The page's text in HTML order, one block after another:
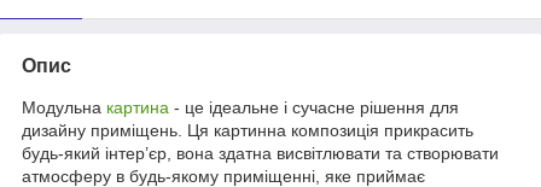
Опис
Модульна картина - це ідеальне і сучасне рішення для
дизайну приміщень. Ця картинна композиція прикрасить
будь-який інтер’єр, вона здатна висвітлювати та створювати
атмосферу в будь-якому приміщенні, яке приймає